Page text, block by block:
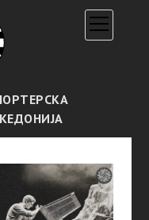
open
menu